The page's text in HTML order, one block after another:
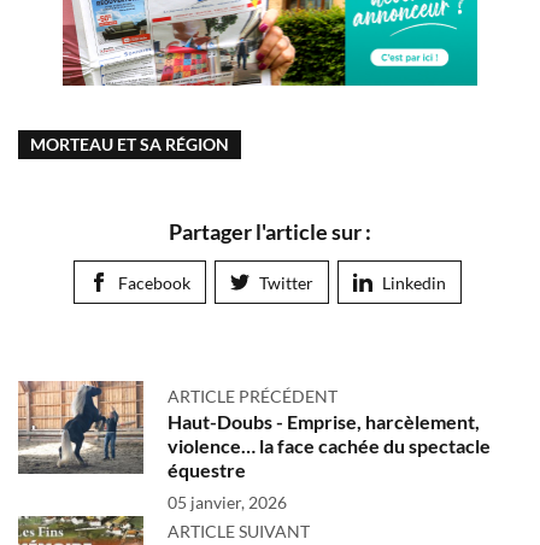
MORTEAU ET SA RÉGION
Partager l'article sur :
Facebook Twitter Linkedin
ARTICLE PRÉCÉDENT
Haut-Doubs - Emprise, harcèlement,
violence… la face cachée du spectacle
équestre
05 janvier, 2026
ARTICLE SUIVANT